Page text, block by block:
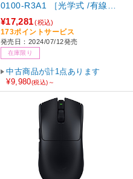
0100-R3A1 ［光学式 /有線／
無線(ワイヤレス) /8ボタン /U
SB］
¥17,281(税込)
173ポイントサービス
発売日：2024/07/12発売
在庫限り
中古商品が計1点あります
¥9,980(税込)～